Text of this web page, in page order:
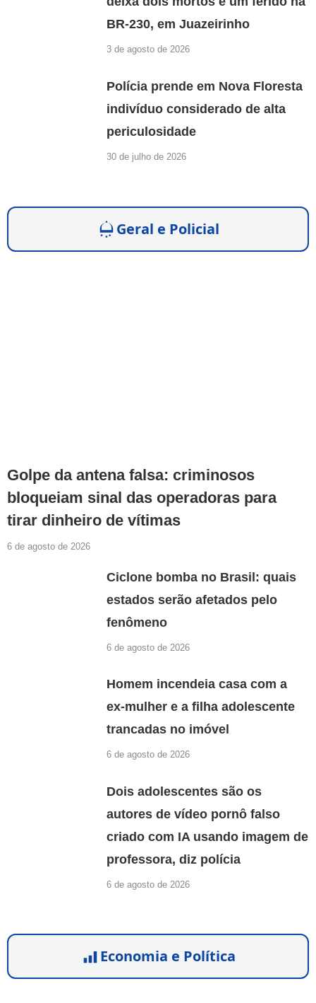
BR-230, em Juazeirinho
3 de agosto de 2026
Polícia prende em Nova Floresta
indivíduo considerado de alta
periculosidade
30 de julho de 2026
Geral e Policial
Golpe da antena falsa: criminosos
bloqueiam sinal das operadoras para
tirar dinheiro de vítimas
6 de agosto de 2026
Ciclone bomba no Brasil: quais
estados serão afetados pelo
fenômeno
6 de agosto de 2026
Homem incendeia casa com a
ex-mulher e a filha adolescente
trancadas no imóvel
6 de agosto de 2026
Dois adolescentes são os
autores de vídeo pornô falso
criado com IA usando imagem de
professora, diz polícia
6 de agosto de 2026
Economia e Política